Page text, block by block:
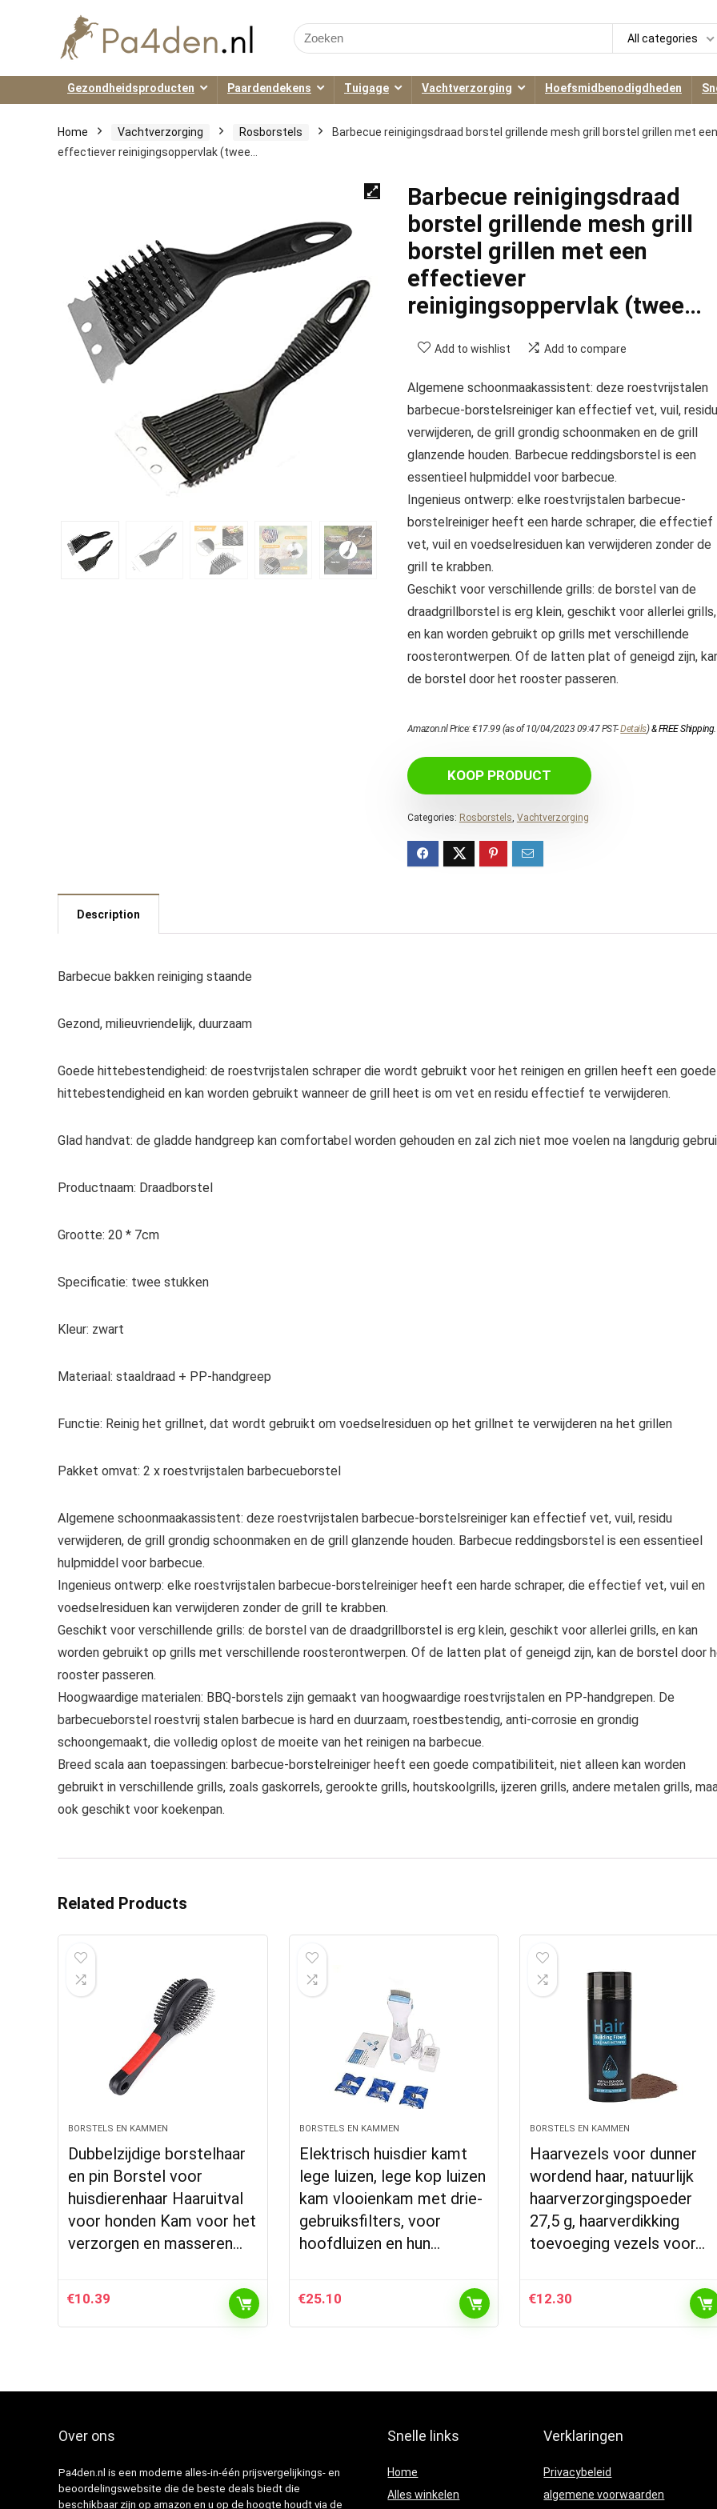
Search
for:
All categories
Gezondheidsproducten Paardendekens Tuigage Vachtverzorging Hoefsmidbenodigdheden
Home Vachtverzorging Rosborstels
Barbecue reinigingsdraad borstel grillende mesh grill borstel grillen met een
effectiever reinigingsoppervlak (twee…
Barbecue reinigingsdraad
borstel grillende mesh grill
borstel grillen met een
effectiever
reinigingsoppervlak (twee…
Add to wishlist Add to compare
Algemene schoonmaakassistent: deze roestvrijstalen
barbecue-borstelsreiniger kan effectief vet, vuil, residu
verwijderen, de grill grondig schoonmaken en de grill
glanzende houden. Barbecue reddingsborstel is een
essentieel hulpmiddel voor barbecue.
Ingenieus ontwerp: elke roestvrijstalen barbecue-
borstelreiniger heeft een harde schraper, die effectief
vet, vuil en voedselresiduen kan verwijderen zonder de
grill te krabben.
Geschikt voor verschillende grills: de borstel van de
draadgrillborstel is erg klein, geschikt voor allerlei grills,
en kan worden gebruikt op grills met verschillende
roosterontwerpen. Of de latten plat of geneigd zijn,
de borstel door het rooster passeren.
Amazon.nl Price:€17.99 (as of 10/04/2023 09:47 PST-Details)&FREE Shipping.
KOOP PRODUCT
Categories: Rosborstels, Vachtverzorging
Description
Barbecue bakken reiniging staande
Gezond, milieuvriendelijk, duurzaam
Goede hittebestendigheid: de roestvrijstalen schraper die wordt gebruikt voor het reinigen en grillen heeft een goede
hittebestendigheid en kan worden gebruikt wanneer de grill heet is om vet en residu effectief te verwijderen.
Glad handvat: de gladde handgreep kan comfortabel worden gehouden en zal zich niet moe voelen na langdurig
Productnaam: Draadborstel
Grootte: 20 * 7cm
Specificatie: twee stukken
Kleur: zwart
Materiaal: staaldraad + PP-handgreep
Functie: Reinig het grillnet, dat wordt gebruikt om voedselresiduen op het grillnet te verwijderen na het grillen
Pakket omvat: 2 x roestvrijstalen barbecueborstel
Algemene schoonmaakassistent: deze roestvrijstalen barbecue-borstelsreiniger kan effectief vet, vuil, residu
verwijderen, de grill grondig schoonmaken en de grill glanzende houden. Barbecue reddingsborstel is een essentieel
hulpmiddel voor barbecue.
Ingenieus ontwerp: elke roestvrijstalen barbecue-borstelreiniger heeft een harde schraper, die effectief vet, vuil en
voedselresiduen kan verwijderen zonder de grill te krabben.
Geschikt voor verschillende grills: de borstel van de draadgrillborstel is erg klein, geschikt voor allerlei grills, en kan
worden gebruikt op grills met verschillende roosterontwerpen. Of de latten plat of geneigd zijn, kan de borstel door
rooster passeren.
Hoogwaardige materialen: BBQ-borstels zijn gemaakt van hoogwaardige roestvrijstalen en PP-handgrepen. De
barbecueborstel roestvrij stalen barbecue is hard en duurzaam, roestbestendig, anti-corrosie en grondig
schoongemaakt, die volledig oplost de moeite van het reinigen na barbecue.
Breed scala aan toepassingen: barbecue-borstelreiniger heeft een goede compatibiliteit, niet alleen kan worden
gebruikt in verschillende grills, zoals gaskorrels, gerookte grills, houtskoolgrills, ijzeren grills, andere metalen grills,
ook geschikt voor koekenpan.
Related Products
BORSTELS EN KAMMEN
Dubbelzijdige borstelhaar
en pin Borstel voor
huisdierenhaar Haaruitval
voor honden Kam voor het
verzorgen en masseren…
€10.39
BORSTELS EN KAMMEN
Elektrisch huisdier kamt
lege luizen, lege kop luizen
kam vlooienkam met drie-
gebruiksfilters, voor
hoofdluizen en hun…
€25.10
BORSTELS EN KAMMEN
Haarvezels voor dunner
wordend haar, natuurlijk
haarverzorgingspoeder
27,5 g, haarverdikking
toevoeging vezels voor…
€12.30
Over ons
Pa4den.nl is een moderne alles-in-één prijsvergelijkings- en
beoordelingswebsite die de beste deals biedt die
beschikbaar zijn op amazon en u op de hoogte houdt via de
Snelle links
Home
Alles winkelen
Verklaringen
Privacybeleid
algemene voorwaarden